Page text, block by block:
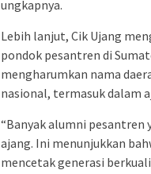
ungkapnya.
Lebih lanjut, Cik Ujang
pondok pesantren di
mengharumkan nama
nasional, termasuk dalam
“Banyak alumni pesantren
ajang. Ini menunjukkan
mencetak generasi